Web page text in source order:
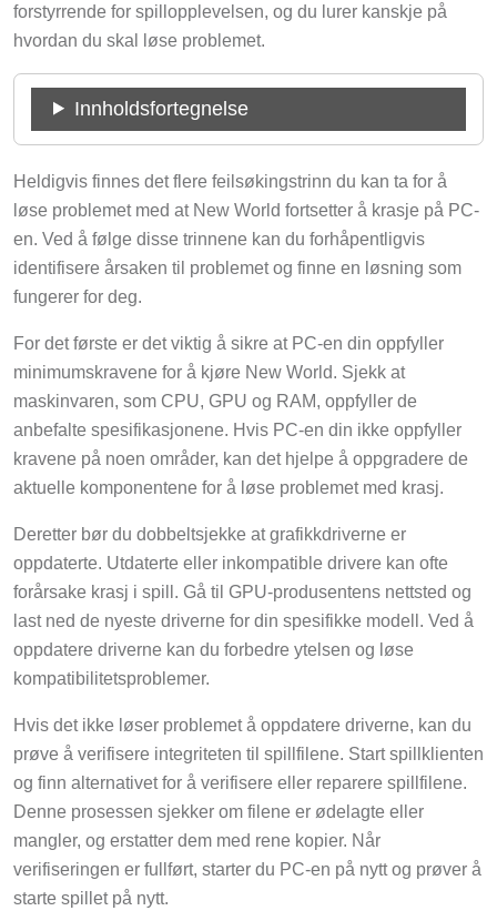
forstyrrende for spillopplevelsen, og du lurer kanskje på
hvordan du skal løse problemet.
Innholdsfortegnelse
Heldigvis finnes det flere feilsøkingstrinn du kan ta for å
løse problemet med at New World fortsetter å krasje på PC-
en. Ved å følge disse trinnene kan du forhåpentligvis
identifisere årsaken til problemet og finne en løsning som
fungerer for deg.
For det første er det viktig å sikre at PC-en din oppfyller
minimumskravene for å kjøre New World. Sjekk at
maskinvaren, som CPU, GPU og RAM, oppfyller de
anbefalte spesifikasjonene. Hvis PC-en din ikke oppfyller
kravene på noen områder, kan det hjelpe å oppgradere de
aktuelle komponentene for å løse problemet med krasj.
Deretter bør du dobbeltsjekke at grafikkdriverne er
oppdaterte. Utdaterte eller inkompatible drivere kan ofte
forårsake krasj i spill. Gå til GPU-produsentens nettsted og
last ned de nyeste driverne for din spesifikke modell. Ved å
oppdatere driverne kan du forbedre ytelsen og løse
kompatibilitetsproblemer.
Hvis det ikke løser problemet å oppdatere driverne, kan du
prøve å verifisere integriteten til spillfilene. Start spillklienten
og finn alternativet for å verifisere eller reparere spillfilene.
Denne prosessen sjekker om filene er ødelagte eller
mangler, og erstatter dem med rene kopier. Når
verifiseringen er fullført, starter du PC-en på nytt og prøver å
starte spillet på nytt.